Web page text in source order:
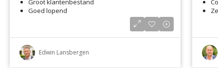
Groot klantenbestand
Goed lopend
Edwin Lansbergen